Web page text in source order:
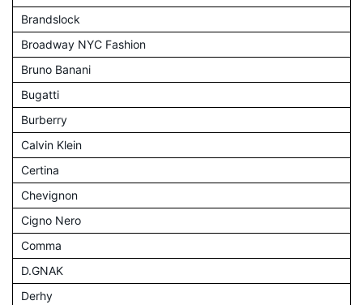
Brandslock
Broadway NYC Fashion
Bruno Banani
Bugatti
Burberry
Calvin Klein
Certina
Chevignon
Cigno Nero
Comma
D.GNAK
Derhy